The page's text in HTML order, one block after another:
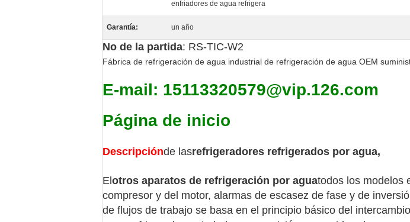
enfriadores de agua refrigera
Garantía: un año
No de la partida: RS-TIC-W2
Fábrica de refrigeración de agua industrial de refrigeración de agua OEM
E-mail: 15113320579@vip.126.com
Página de inicio
Descripciónde lasrefrigeradores refrigerados por agua,
El otros aparatos de refrigeración por aguatodos los modelos
compresor y del motor, alarmas de escasez de fase y de
de flujos de trabajo se basa en el principio básico del